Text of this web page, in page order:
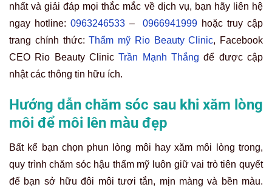
nhất và giải đáp mọi thắc mắc về dịch vụ, bạn hãy liên hệ
ngay hotline: 0963246533–0966941999 hoặc truy cập
trang chính thức:Thẩm mỹ Rio Beauty Clinic, Facebook
CEO Rio Beauty ClinicTrần Mạnh Thắng để được cập
nhật các thông tin hữu ích.
Hướng dẫn chăm sóc sau khi xăm lòng
môi để môi lên màu đẹp
Bất kể bạn chọn phun lòng môi hay xăm môi lòng trong,
quy trình chăm sóc hậu thẩm mỹ luôn giữ vai trò tiên quyết
để bạn sở hữu đôi môi tươi tắn, mịn màng và bền màu.